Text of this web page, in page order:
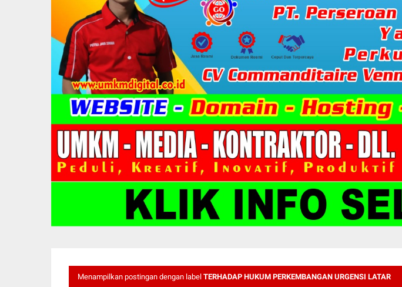
Menampilkan postingan dengan label TERHADAP HUKUM PERKEMBANGAN URGENSI LATAR